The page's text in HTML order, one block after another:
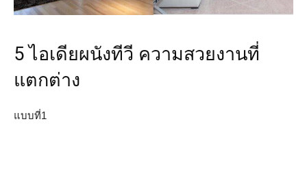
5 ไอเดียผนังทีวี ความสวยงานที่
แตกต่าง
แบบที่1